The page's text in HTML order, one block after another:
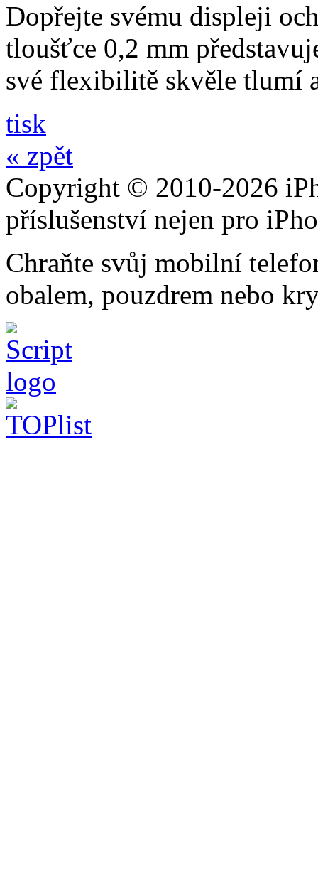
Dopřejte svému displeji
tloušťce 0,2 mm
své flexibilitě skvěle tlumí
tisk
« zpět
Copyright © 2010-2026
příslušenství nejen pro
Chraňte svůj mobilní
obalem, pouzdrem nebo